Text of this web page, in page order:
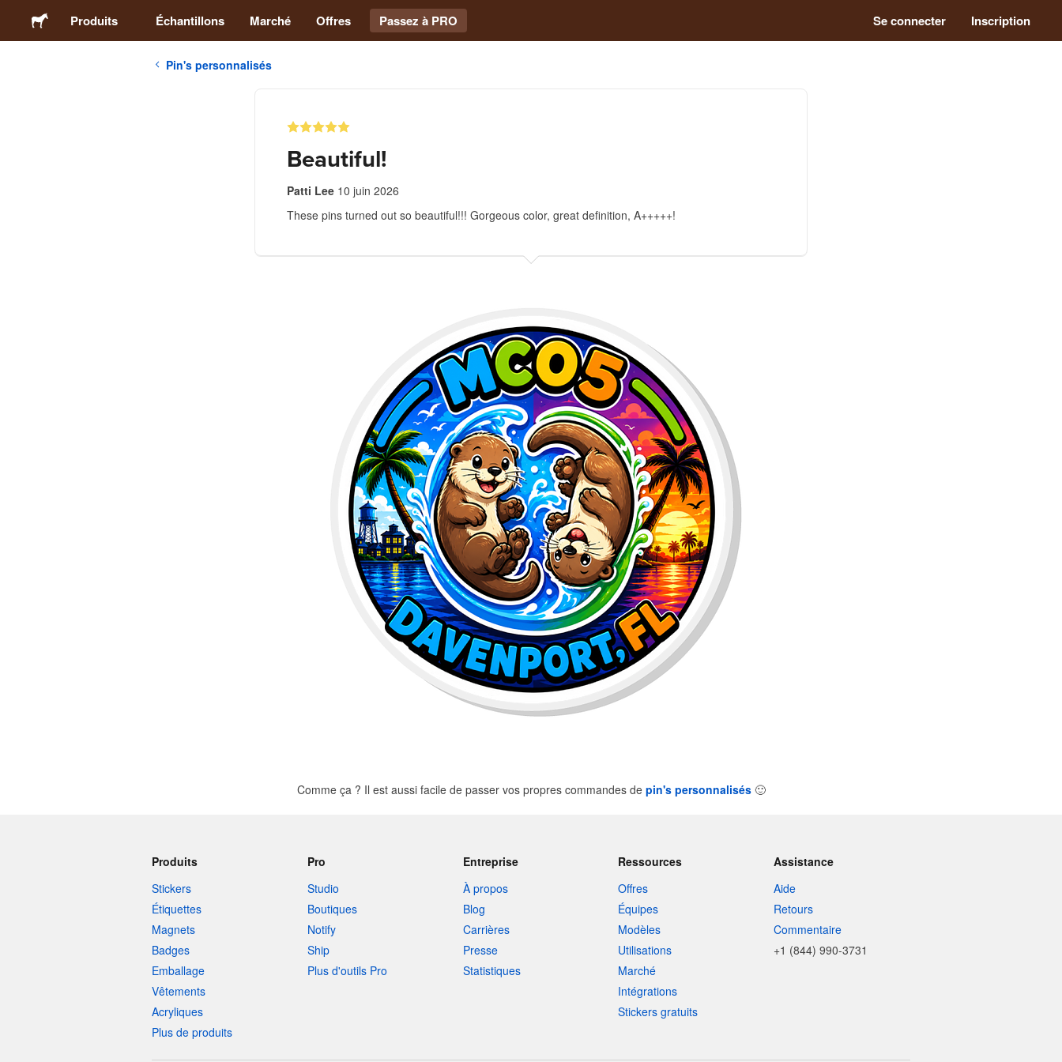
Produits Échantillons Marché Offres Passez à PRO Se connecter Inscription
Pin's personnalisés
Beautiful!
Patti Lee 10 juin 2026
These pins turned out so beautiful!!! Gorgeous color, great definition, A+++++!
Comme ça ? Il est aussi facile de passer vos propres commandes de pin's personnalisés 🙂
Produits
Stickers
Étiquettes
Magnets
Badges
Emballage
Vêtements
Acryliques
Plus de produits
Pro
Studio
Boutiques
Notify
Ship
Plus d'outils Pro
Entreprise
À propos
Blog
Carrières
Presse
Statistiques
Ressources
Offres
Équipes
Modèles
Utilisations
Marché
Intégrations
Stickers gratuits
Assistance
Aide
Retours
Commentaire
+1 (844) 990-3731